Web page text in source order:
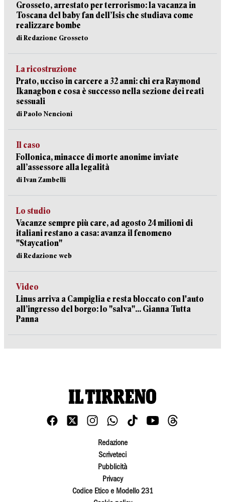
Grosseto, arrestato per terrorismo: la vacanza in
Toscana del baby fan dell’Isis che studiava come
realizzare bombe
di Redazione Grosseto
La ricostruzione
Prato, ucciso in carcere a 32 anni: chi era Raymond
Ikanagbon e cosa è successo nella sezione dei reati
sessuali
di Paolo Nencioni
Il caso
Follonica, minacce di morte anonime inviate
all’assessore alla legalità
di Ivan Zambelli
Lo studio
Vacanze sempre più care, ad agosto 24 milioni di
italiani restano a casa: avanza il fenomeno
"Staycation"
di Redazione web
Video
Linus arriva a Campiglia e resta bloccato con l'auto
all’ingresso del borgo: lo "salva"... Gianna Tutta
Panna
Redazione
Scriveteci
Pubblicità
Privacy
Codice Etico e Modello 231